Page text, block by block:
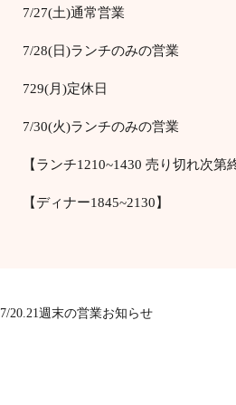
7/27(土)通常営業
7/28(日)ランチのみの営業
729(月)定休日
7/30(火)ランチのみの営業
【ランチ1210~1430 売り切れ次第
【ディナー1845~2130】
7/20.21週末の営業お知らせ